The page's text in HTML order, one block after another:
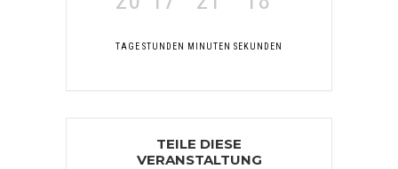
TAGE STUNDEN MINUTEN SEKUNDEN
TEILE DIESE
VERANSTALTUNG